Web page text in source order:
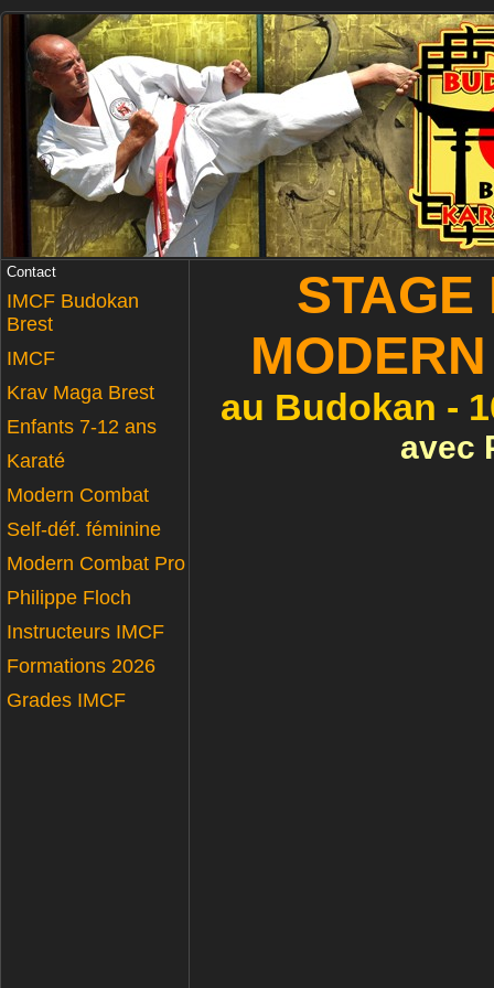
Contact
IMCF Budokan
Brest
IMCF
Krav Maga Brest
Enfants 7-12 ans
Karaté
Modern Combat
Self-déf. féminine
Modern Combat Pro
Philippe Floch
Instructeurs IMCF
Formations 2026
Grades IMCF
STAGE
au Budokan -
avec